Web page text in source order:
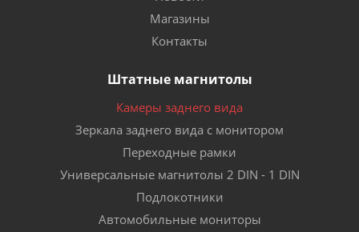
Магазины
Контакты
Штатные магнитолы
Камеры заднего вида
Зеркала заднего вида с монитором
Переходные рамки
Универсальные магнитолы 2 DIN - 1 DIN
Подлокотники
Автомобильные мониторы